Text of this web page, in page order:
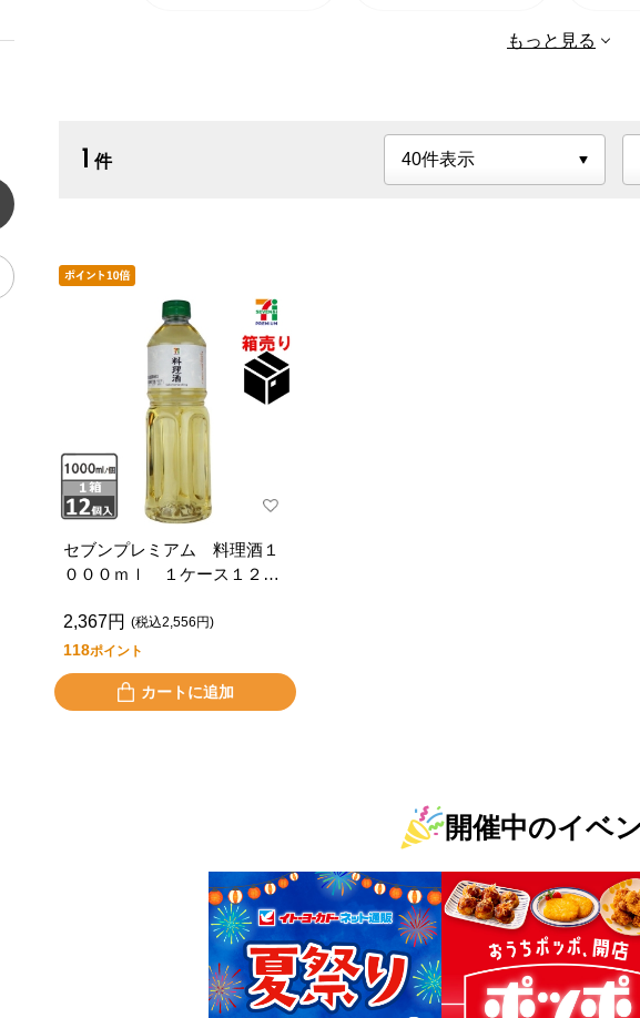
お酢 セブンプレ
もっと見る
1 件
セブンプレミアム 料理酒１
０００ｍｌ １ケース１２個
2,367円 (税込2,556円)
118ポイント
カートに追加
開催中のイベ